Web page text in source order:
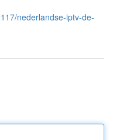
nederlandse-iptv-de-